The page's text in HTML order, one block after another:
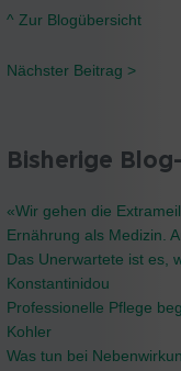
^ Zur Blogübersicht
Nächster Beitrag >
Bisherige
«Wir gehen die
Ernährung als Medizin.
Das Unerwartete ist es,
Konstantinidou
Professionelle Pflege
Kohler
Was tun bei